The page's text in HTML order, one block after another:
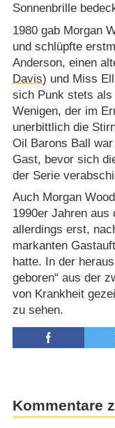
Sonnenbrille
1980 gab Morgan
und schlüpfte
Anderson, einen
Davis) und Miss
sich Punk stets als
Wenigen, der im
unerbittlich die
Oil Barons Ball
Gast, bevor sich
der Serie
Auch Morgan
1990er Jahren
allerdings erst,
markanten
hatte. In der
geboren“ aus der
von Krankheit
zu sehen.
Kommentare